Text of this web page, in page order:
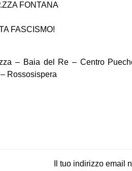
FONTANA
FASCISMO!
– Baia del Re – Centro
Rossosispera
Il tuo indirizzo email